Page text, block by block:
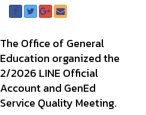
The Office of General
Education organized the
2/2026 LINE Official
Account and GenEd
Service Quality Meeting.